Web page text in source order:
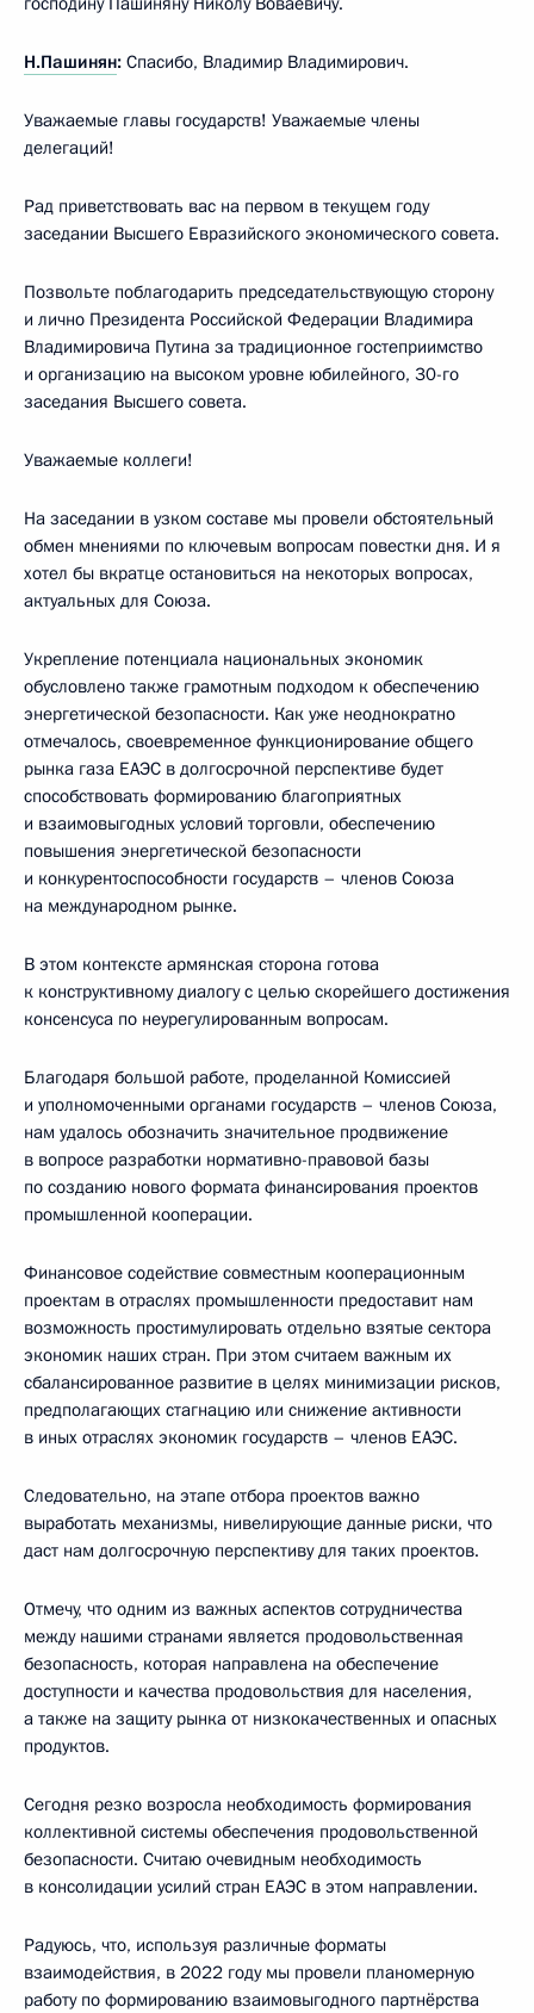
Н.Пашинян: Спасибо, Владимир Владимирович.
Уважаемые главы государств! Уважаемые члены
делегаций!
Рад приветствовать вас на первом в текущем году
заседании Высшего Евразийского экономического совета.
Позвольте поблагодарить председательствующую сторону
и лично Президента Российской Федерации Владимира
Владимировича Путина за традиционное гостеприимство
и организацию на высоком уровне юбилейного, 30-го
заседания Высшего совета.
Уважаемые коллеги!
На заседании в узком составе мы провели обстоятельный
обмен мнениями по ключевым вопросам повестки дня. И я
хотел бы вкратце остановиться на некоторых вопросах,
актуальных для Союза.
Укрепление потенциала национальных экономик
обусловлено также грамотным подходом к обеспечению
энергетической безопасности. Как уже неоднократно
отмечалось, своевременное функционирование общего
рынка газа ЕАЭС в долгосрочной перспективе будет
способствовать формированию благоприятных
и взаимовыгодных условий торговли, обеспечению
повышения энергетической безопасности
и конкурентоспособности государств – членов Союза
на международном рынке.
В этом контексте армянская сторона готова
к конструктивному диалогу с целью скорейшего достижения
консенсуса по неурегулированным вопросам.
Благодаря большой работе, проделанной Комиссией
и уполномоченными органами государств – членов Союза,
нам удалось обозначить значительное продвижение
в вопросе разработки нормативно-правовой базы
по созданию нового формата финансирования проектов
промышленной кооперации.
Финансовое содействие совместным кооперационным
проектам в отраслях промышленности предоставит нам
возможность простимулировать отдельно взятые сектора
экономик наших стран. При этом считаем важным их
сбалансированное развитие в целях минимизации рисков,
предполагающих стагнацию или снижение активности
в иных отраслях экономик государств – членов ЕАЭС.
Следовательно, на этапе отбора проектов важно
выработать механизмы, нивелирующие данные риски, что
даст нам долгосрочную перспективу для таких проектов.
Отмечу, что одним из важных аспектов сотрудничества
между нашими странами является продовольственная
безопасность, которая направлена на обеспечение
доступности и качества продовольствия для населения,
а также на защиту рынка от низкокачественных и опасных
продуктов.
Сегодня резко возросла необходимость формирования
коллективной системы обеспечения продовольственной
безопасности. Считаю очевидным необходимость
в консолидации усилий стран ЕАЭС в этом направлении.
Радуюсь, что, используя различные форматы
взаимодействия, в 2022 году мы провели планомерную
работу по формированию взаимовыгодного партнёрства